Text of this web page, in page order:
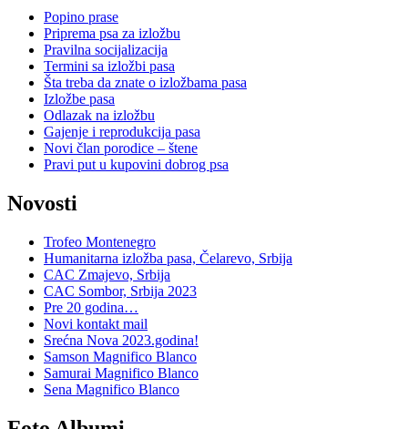
Popino prase
Priprema psa za izložbu
Pravilna socijalizacija
Termini sa izložbi pasa
Šta treba da znate o izložbama pasa
Izložbe pasa
Odlazak na izložbu
Gajenje i reprodukcija pasa
Novi član porodice – štene
Pravi put u kupovini dobrog psa
Novosti
Trofeo Montenegro
Humanitarna izložba pasa, Čelarevo, Srbija
CAC Zmajevo, Srbija
CAC Sombor, Srbija 2023
Pre 20 godina…
Novi kontakt mail
Srećna Nova 2023.godina!
Samson Magnifico Blanco
Samurai Magnifico Blanco
Sena Magnifico Blanco